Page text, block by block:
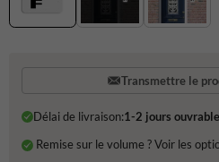
Transmettre le
Délai de livraison:1-2 jours
Remise sur le volume ? Voir les